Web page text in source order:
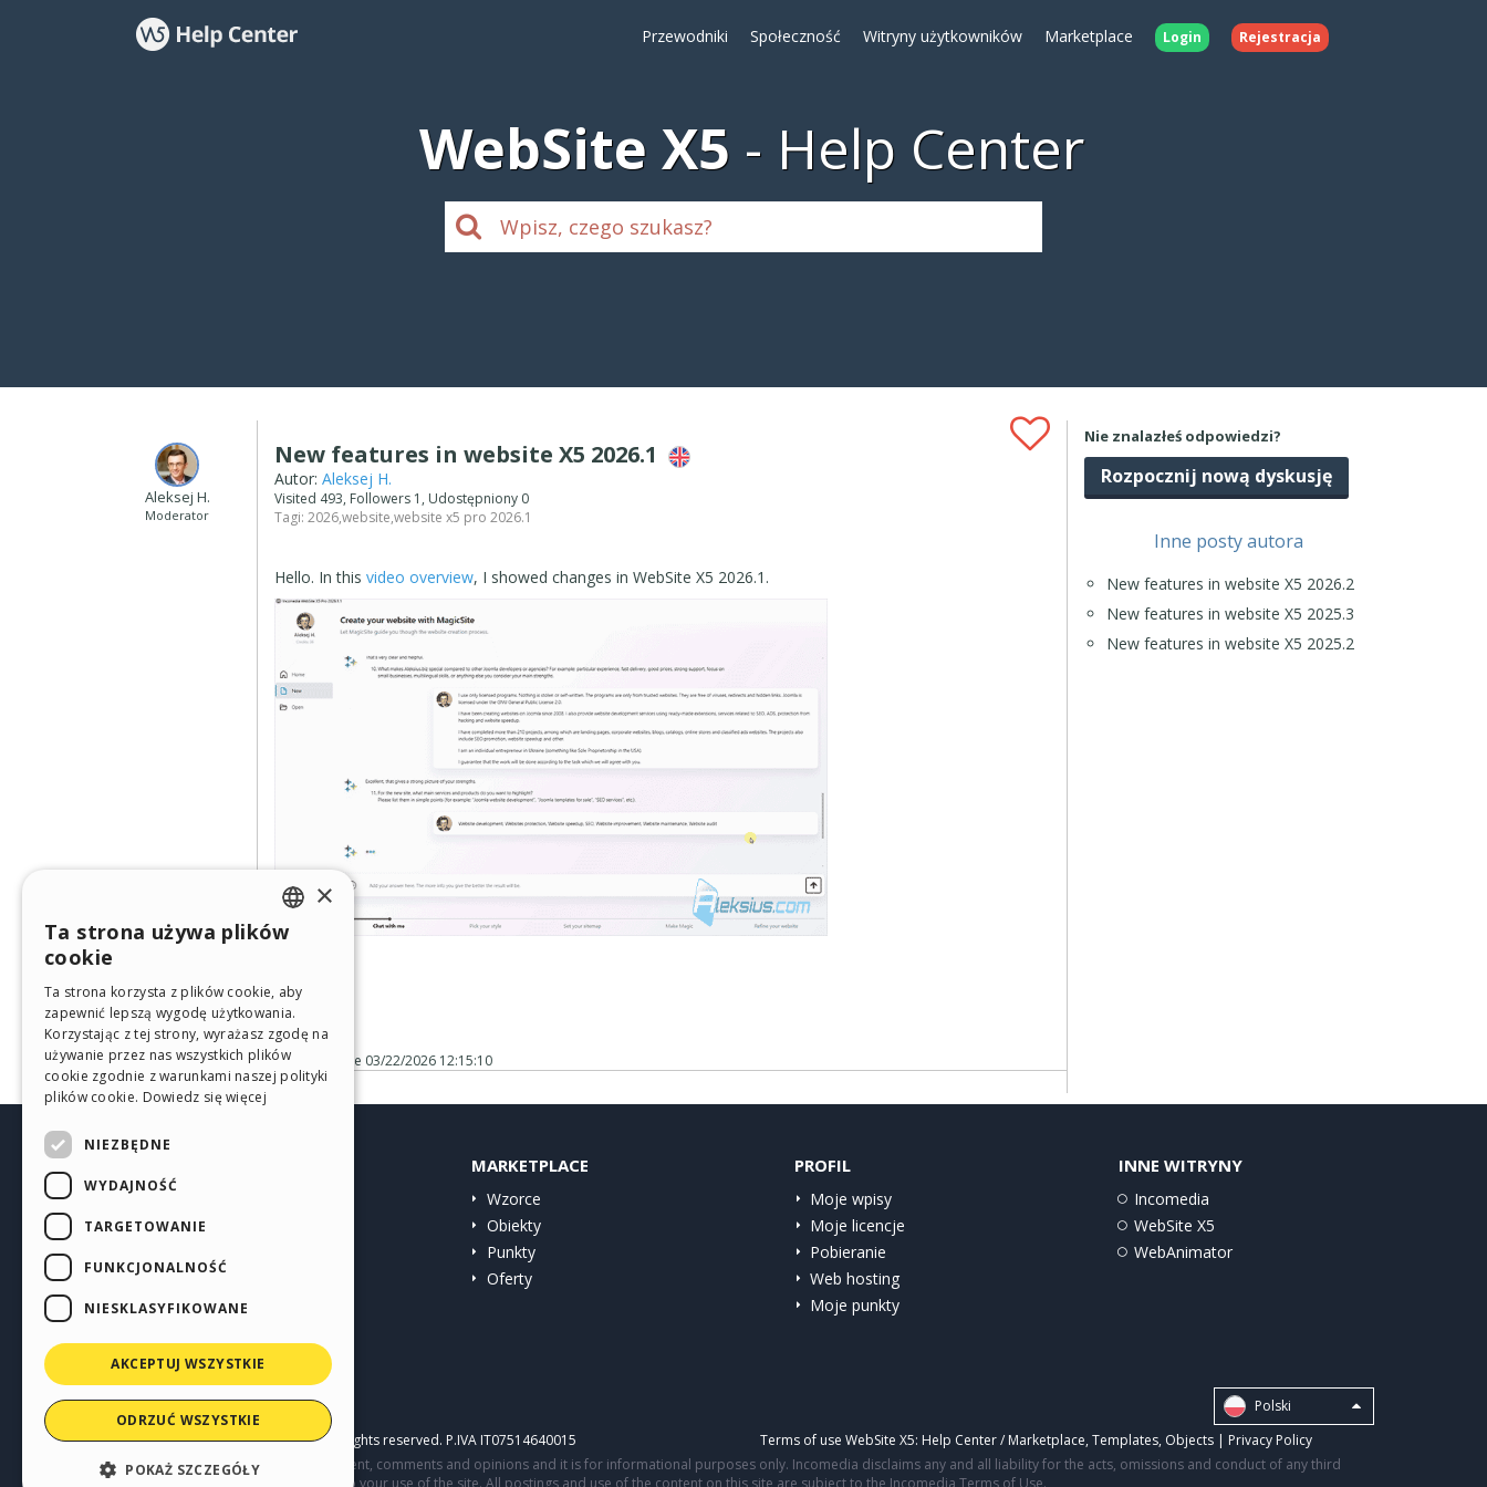
Przewodniki Społeczność Witryny użytkowników Marketplace Login Rejestracja
WebSite X5 Help Center
Aleksej H.
Moderator
New features in website X5 2026.1
Autor:Aleksej H.
Visited 493, Followers 1, Udostępniony 0
Tagi:2026,website,website x5 pro 2026.1
Hello. In thisvideo overview, I showed changes in WebSite X5 2026.1.
Posted on the 03/22/2026 12:15:10
Nie znalazłeś odpowiedzi?
Rozpocznij nową dyskusję
Inne posty autora
New features in website X5 2026.2
New features in website X5 2025.3
New features in website X5 2025.2
Społeczność
MARKETPLACE
Wzorce
Obiekty
Punkty
Oferty
PROFIL
Moje wpisy
Moje licencje
Pobieranie
Web hosting
Moje punkty
INNE WITRYNY
Incomedia
WebSite X5
WebAnimator
Polski
Copyright © 2026Incomedia s.r.l.All rights reserved. P.IVA IT07514640015 Terms of use WebSite X5: Help Center / Marketplace, Templates, Objects | Privacy Policy
This site contains user submitted content, comments and opinions and it is for informational purposes only. Incomedia disclaims any and all liability for the acts, omissions and conduct of any third
ENGLISH
GERMAN
SPANISH
PORTUGUESE
×
Ta strona używa plików
cookie
Ta strona korzysta z plików cookie, aby
zapewnić lepszą wygodę użytkowania.
Korzystając z tej strony, wyrażasz zgodę na
używanie przez nas wszystkich plików
cookie zgodnie z warunkami naszej polityki
plików cookie. Dowiedz się więcej
NIEZBĘDNE
WYDAJNOŚĆ
TARGETOWANIE
FUNKCJONALNOŚĆ
NIESKLASYFIKOWANE
AKCEPTUJ WSZYSTKIE
ODRZUĆ WSZYSTKIE
POKAŻ SZCZEGÓŁY